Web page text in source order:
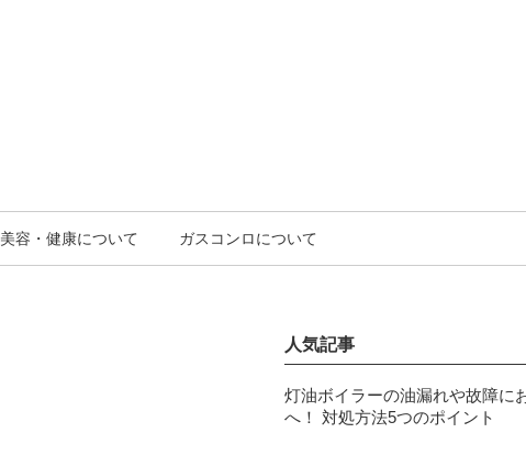
美容・健康について ガスコンロについて
人気記事
灯油ボイラーの油漏れや故障に
へ！ 対処方法5つのポイント